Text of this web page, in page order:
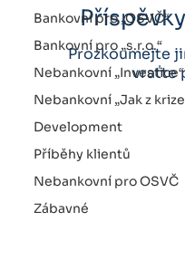
Bankovní pro „OSVČ“
Bankovní pro „s.r.o.“
Nebankovní „Investice“
Nebankovní „Jak z krize
Development
Příběhy klientů
Nebankovní pro OSVČ
Zábavné
Prozkoumejte
vraťte